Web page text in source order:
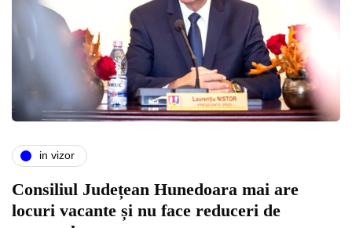
in vizor
Consiliul Județean Hunedoara mai are
locuri vacante și nu face reduceri de